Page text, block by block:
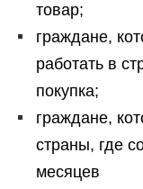
товар;
граждане,
работать в
покупка;
граждане,
страны, где
месяцев